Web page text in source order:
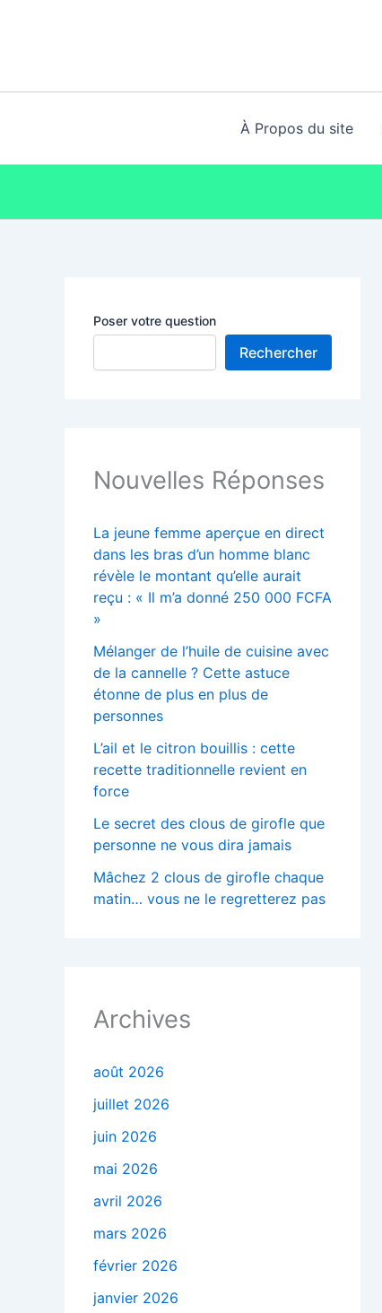
À Propos du site
Poser votre question
Rechercher
Nouvelles Réponses
La jeune femme aperçue en direct
dans les bras d’un homme blanc
révèle le montant qu’elle aurait
reçu : « Il m’a donné 250 000 FCFA
»
Mélanger de l’huile de cuisine avec
de la cannelle ? Cette astuce
étonne de plus en plus de
personnes
L’ail et le citron bouillis : cette
recette traditionnelle revient en
force
Le secret des clous de girofle que
personne ne vous dira jamais
Mâchez 2 clous de girofle chaque
matin… vous ne le regretterez pas
Archives
août 2026
juillet 2026
juin 2026
mai 2026
avril 2026
mars 2026
février 2026
janvier 2026